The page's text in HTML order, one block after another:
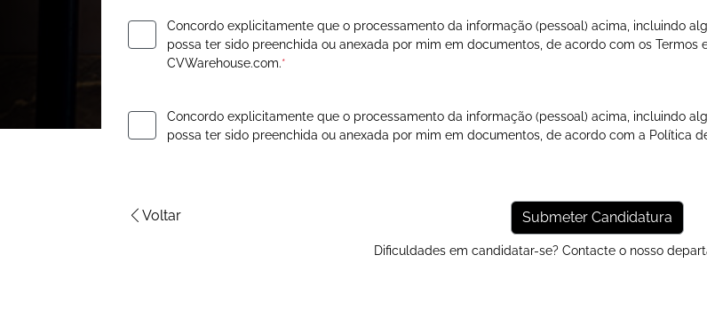
Concordo explicitamente que o processamento da informação (pessoal) acima, incluindo
possa ter sido preenchida ou anexada por mim em documentos, de acordo com os Termos
CVWarehouse.com.*
Concordo explicitamente que o processamento da informação (pessoal) acima, incluindo
possa ter sido preenchida ou anexada por mim em documentos, de acordo com a Política
Voltar
Dificuldades em candidatar-se? Contacte o nosso